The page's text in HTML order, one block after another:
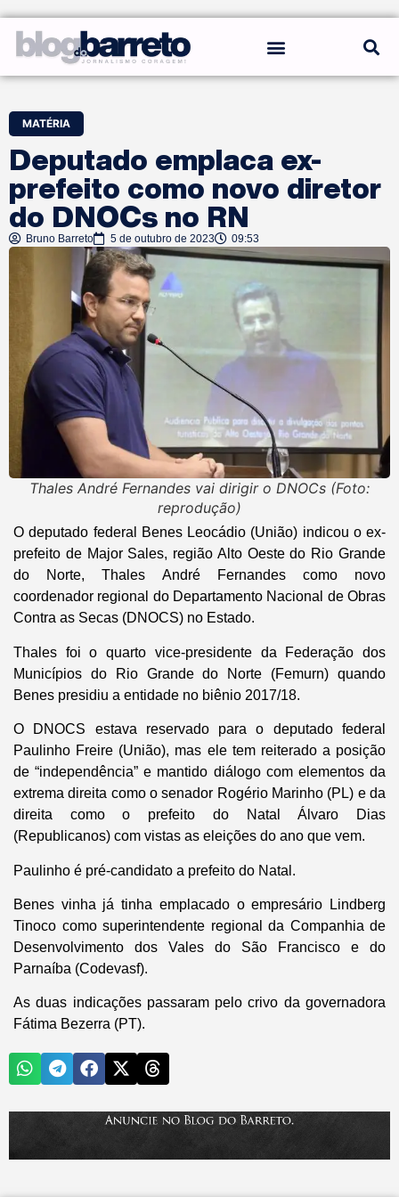
MATÉRIA
Deputado emplaca ex-
prefeito como novo diretor
do DNOCs no RN
Bruno Barreto 5 de outubro de 2023 09:53
Thales André Fernandes vai dirigir o DNOCs (Foto:
reprodução)
O deputado federal Benes Leocádio (União) indicou o ex-
prefeito de Major Sales, região Alto Oeste do Rio Grande
do Norte, Thales André Fernandes como novo
coordenador regional do Departamento Nacional de Obras
Contra as Secas (DNOCS) no Estado.
Thales foi o quarto vice-presidente da Federação dos
Municípios do Rio Grande do Norte (Femurn) quando
Benes presidiu a entidade no biênio 2017/18.
O DNOCS estava reservado para o deputado federal
Paulinho Freire (União), mas ele tem reiterado a posição
de “independência” e mantido diálogo com elementos da
extrema direita como o senador Rogério Marinho (PL) e da
direita como o prefeito do Natal Álvaro Dias
(Republicanos) com vistas as eleições do ano que vem.
Paulinho é pré-candidato a prefeito do Natal.
Benes vinha já tinha emplacado o empresário Lindberg
Tinoco como superintendente regional da Companhia de
Desenvolvimento dos Vales do São Francisco e do
Parnaíba (Codevasf).
As duas indicações passaram pelo crivo da governadora
Fátima Bezerra (PT).